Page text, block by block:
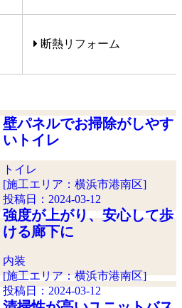
断熱リフォーム
壁パネルでお掃除がしやす
いトイレ
トイレ
[施工エリア：横浜市港南区]
投稿日： 2024-03-12
強度が上がり、安心して歩
ける廊下に
内装
[施工エリア：横浜市港南区]
投稿日：2024-03-12